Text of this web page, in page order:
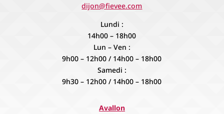
dijon@fievee.com
Lundi :
14h00 – 18h00
Lun – Ven :
9h00 – 12h00 / 14h00 – 18h00
Samedi :
9h30 – 12h00 / 14h00 – 18h00
Avallon